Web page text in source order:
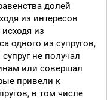
долей
из интересов
из
одного из супругов,
не получал
или совершал
привели к
в том числе